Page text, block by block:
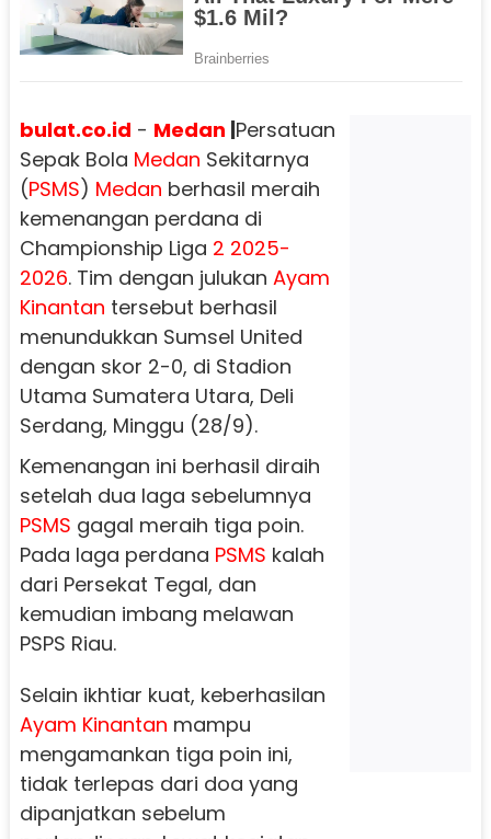
bulat.co.id - Medan |Persatuan
Sepak Bola Medan Sekitarnya
(PSMS) Medan berhasil meraih
kemenangan perdana di
Championship Liga 2 2025-
2026. Tim dengan julukan Ayam
Kinantan tersebut berhasil
menundukkan Sumsel United
dengan skor 2-0, di Stadion
Utama Sumatera Utara, Deli
Serdang, Minggu (28/9).
Kemenangan ini berhasil diraih
setelah dua laga sebelumnya
PSMS gagal meraih tiga poin.
Pada laga perdana PSMS kalah
dari Persekat Tegal, dan
kemudian imbang melawan
PSPS Riau.
Selain ikhtiar kuat, keberhasilan
Ayam Kinantan mampu
mengamankan tiga poin ini,
tidak terlepas dari doa yang
dipanjatkan sebelum